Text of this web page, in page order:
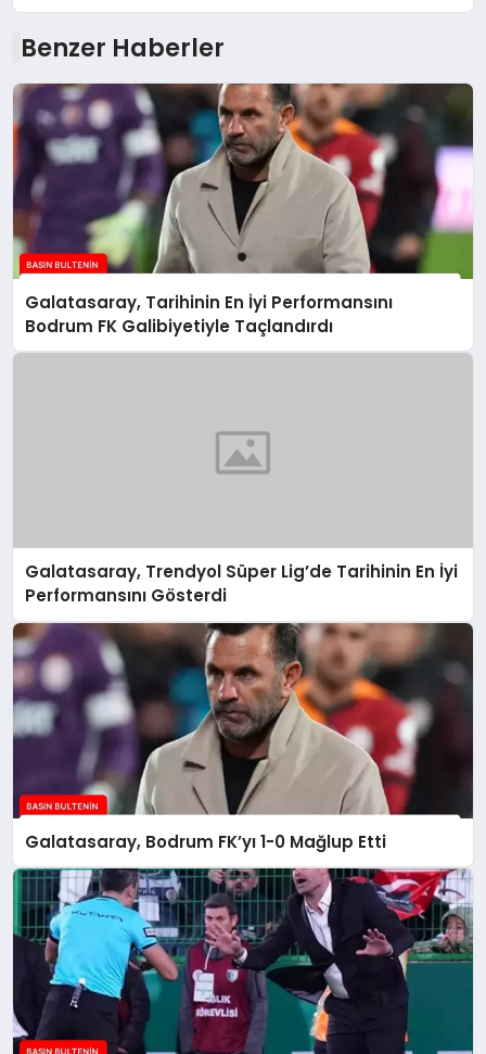
Benzer Haberler
Galatasaray, Tarihinin En İyi Performansını
Bodrum FK Galibiyetiyle Taçlandırdı
Galatasaray, Trendyol Süper Lig’de Tarihinin En İyi
Performansını Gösterdi
Galatasaray, Bodrum FK’yı 1-0 Mağlup Etti